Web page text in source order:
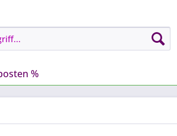
%